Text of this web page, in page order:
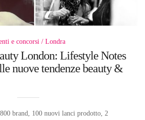
e concorsi Londra
London: Lifestyle Notes
nuove tendenze beauty &
brand, 100 nuovi lanci prodotto, 2